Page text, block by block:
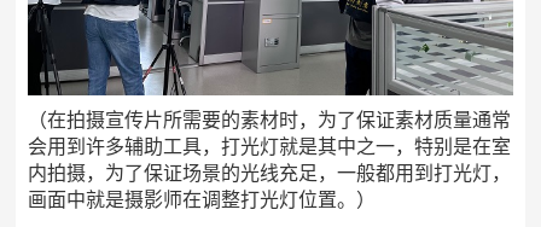
（在拍摄宣传片所需要的素材时，为了保证素材质量通常
会用到许多辅助工具，打光灯就是其中之一，特别是在室
内拍摄，为了保证场景的光线充足，一般都用到打光灯，
画面中就是摄影师在调整打光灯位置。）